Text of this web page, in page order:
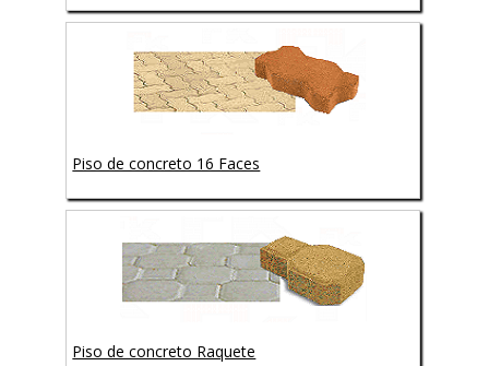
Piso de concreto 16 Faces
Piso de concreto Raquete